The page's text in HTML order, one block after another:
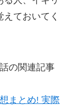
ておいてく
の関連記事
まとめ! 実際